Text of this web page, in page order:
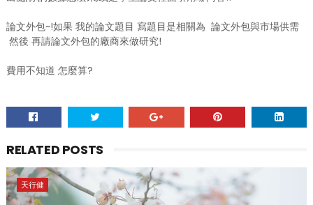
論文外包~!如果 我的論文題目 寫題目是相關為 論文外包與市場供需
然後 再請論文外包的廠商來做研究!
費用不知道 怎麼算?
RELATED POSTS
天行健